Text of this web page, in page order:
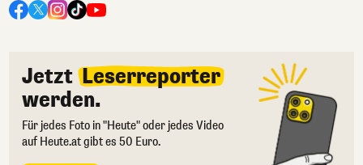
Jetzt Leserreporter
werden.
Für jedes Foto in "Heute" oder jedes Video
auf Heute.at gibt es 50 Euro.